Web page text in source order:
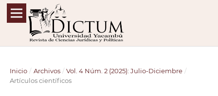
Inicio / Archivos / Vol. 4 Núm. 2 (2025): Julio-Diciembre /
Artículos científicos